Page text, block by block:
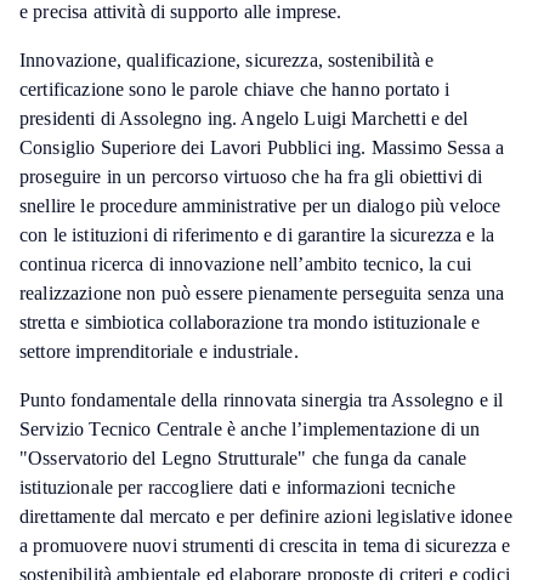
e precisa attività di supporto alle imprese.
Innovazione, qualificazione, sicurezza, sostenibilità e
certificazione sono le parole chiave che hanno portato i
presidenti di Assolegno ing. Angelo Luigi Marchetti e del
Consiglio Superiore dei Lavori Pubblici ing. Massimo Sessa a
proseguire in un percorso virtuoso che ha fra gli obiettivi di
snellire le procedure amministrative per un dialogo più veloce
con le istituzioni di riferimento e di garantire la sicurezza e la
continua ricerca di innovazione nell’ambito tecnico, la cui
realizzazione non può essere pienamente perseguita senza una
stretta e simbiotica collaborazione tra mondo istituzionale e
settore imprenditoriale e industriale.
Punto fondamentale della rinnovata sinergia tra Assolegno e il
Servizio Tecnico Centrale è anche l’implementazione di un
"Osservatorio del Legno Strutturale" che funga da canale
istituzionale per raccogliere dati e informazioni tecniche
direttamente dal mercato e per definire azioni legislative idonee
a promuovere nuovi strumenti di crescita in tema di sicurezza e
sostenibilità ambientale ed elaborare proposte di criteri e codici